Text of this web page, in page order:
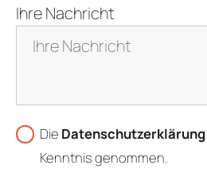
Ihre Nachricht
Die Datenschutzerklärung
Kenntnis genommen.